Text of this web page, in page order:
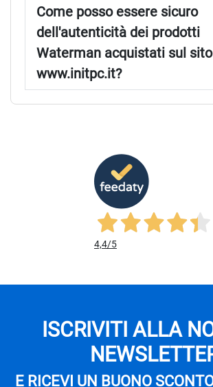
Come posso essere sicuro
dell'autenticità dei prodotti
Waterman acquistati sul sito
www.initpc.it?
4,4 /5
ISCRIVITI ALLA
E RICEVI UN BUONO